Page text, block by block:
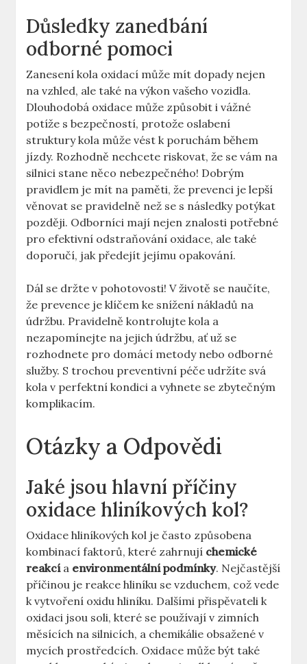
Důsledky zanedbání
odborné pomoci
Zanesení kola oxidací může mít dopady nejen
na vzhled, ale také na výkon vašeho vozidla.
Dlouhodobá oxidace může způsobit i vážné
potíže s bezpečností, protože oslabení
struktury kola může vést k poruchám během
jízdy. Rozhodně nechcete riskovat, že se vám na
silnici stane něco nebezpečného! Dobrým
pravidlem je mít na paměti, že prevenci je lepší
věnovat se pravidelně než se s následky potýkat
později. Odborníci mají nejen znalosti potřebné
pro efektivní odstraňování oxidace, ale také
doporučí, jak předejít jejímu opakování.
Dál se držte v pohotovosti! V životě se naučíte,
že prevence je klíčem ke snížení nákladů na
údržbu. Pravidelně kontrolujte kola a
nezapomínejte na jejich údržbu, ať už se
rozhodnete pro domácí metody nebo odborné
služby. S trochou preventivní péče udržíte svá
kola v perfektní kondici a vyhnete se zbytečným
komplikacím.
Otázky a Odpovědi
Jaké jsou hlavní příčiny
oxidace hliníkových kol?
Oxidace hliníkových kol je často způsobena
kombinací faktorů, které zahrnují chemické
reakcía environmentální podmínky. Nejčastější
příčinou je reakce hliníku se vzduchem, což vede
k vytvoření oxidu hliníku. Dalšími přispěvateli k
oxidaci jsou soli, které se používají v zimních
měsících na silnicích, a chemikálie obsažené v
mycích prostředcích. Oxidace může být také